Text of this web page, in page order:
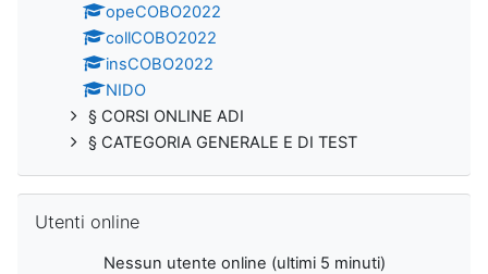
opeCOBO2022
collCOBO2022
insCOBO2022
NIDO
§ CORSI ONLINE ADI
§ CATEGORIA GENERALE E DI TEST
Utenti online
Nessun utente online (ultimi 5 minuti)